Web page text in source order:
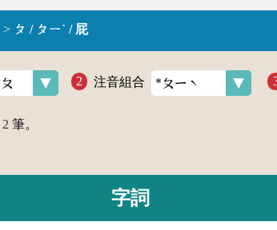
> ㄆ / ㄆㄧˋ / 屁
注音組合
2 筆。
字詞